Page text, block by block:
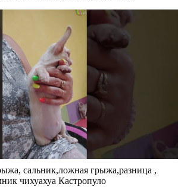
сальник,ложная грыжа,разница ,
чихуахуа Кастропуло